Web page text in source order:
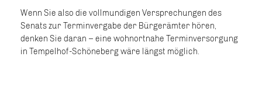
Wenn Sie also die vollmundigen Versprechungen des
Senats zur Terminvergabe der Bürgerämter hören,
denken Sie daran – eine wohnortnahe Terminversorgung
in Tempelhof-Schöneberg wäre längst möglich.